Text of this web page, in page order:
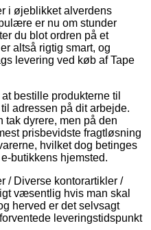
i øjeblikket alverdens
er nu om stunder
du blot ordren på et
altså rigtig smart, og
levering ved køb af Tape
bestille produkterne til
adressen på dit arbejde.
tak dyrere, men på den
prisbevidste fragtløsning
hvilket dog betinges
butikkens hjemsted.
/ Diverse kontorartikler /
væsentlig hvis man skal
herved er det selvsagt
leveringstidspunkt